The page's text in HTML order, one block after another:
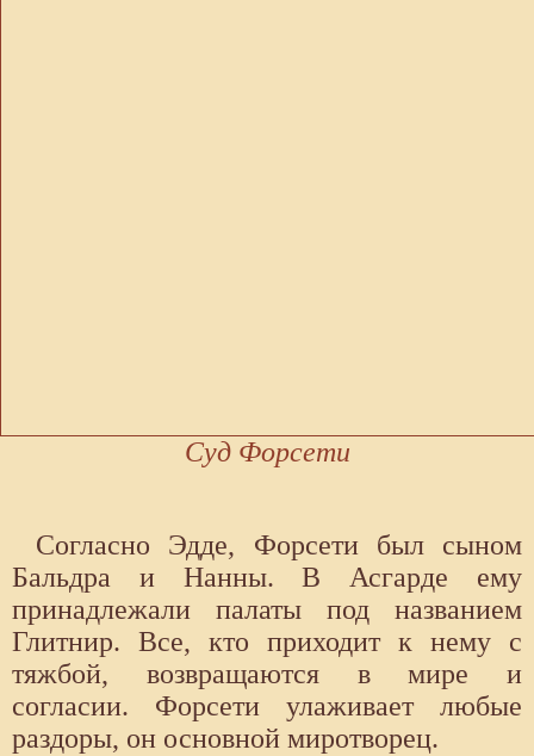
Суд Форсети
Согласно Эдде, Форсети был сыном
Бальдра и Нанны. В Асгарде ему
принадлежали палаты под названием
Глитнир. Все, кто приходит к нему с
тяжбой, возвращаются в мире и
согласии. Форсети улаживает любые
раздоры, он основной миротворец.